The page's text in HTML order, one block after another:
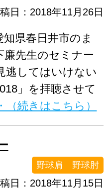
日：2018年11月26日
県春日井市のま
廉先生のセミナー
逃してはいけない
」を拝聴させて
（続きはこちら）
野球肩 野球肘
日：2018年11月15日